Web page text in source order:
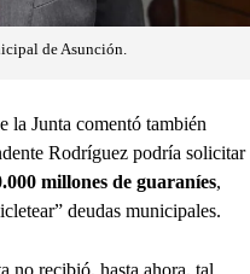
de Asunción.
la Junta comentó también
Rodríguez podría solicitar
millones de guaraníes,
deudas municipales.